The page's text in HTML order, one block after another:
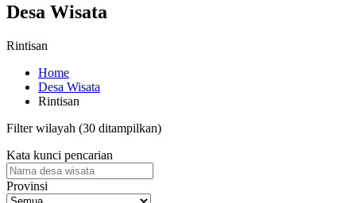
Desa Wisata
Rintisan
Home
Desa Wisata
Rintisan
Filter wilayah (30 ditampilkan)
Kata kunci pencarian
Provinsi